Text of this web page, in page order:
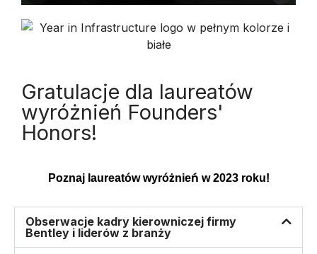
I
Gratulacje dla laureatów
wyróżnień Founders'
Honors!
Poznaj laureatów wyróżnień w 2023 roku!
Obserwacje kadry kierowniczej firmy
Bentley i liderów z branży